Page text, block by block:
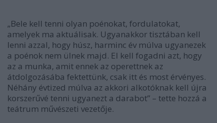
„Bele kell tenni olyan poénokat, fordulatokat,
amelyek ma aktuálisak. Ugyanakkor tisztában kell
lenni azzal, hogy húsz, harminc év múlva ugyanezek
a poénok nem ülnek majd. El kell fogadni azt, hogy
az a munka, amit ennek az operettnek az
átdolgozásába fektettünk, csak itt és most érvényes.
Néhány évtized múlva az akkori alkotóknak kell újra
korszerűvé tenni ugyanezt a darabot” – tette hozzá a
teátrum művészeti vezetője.